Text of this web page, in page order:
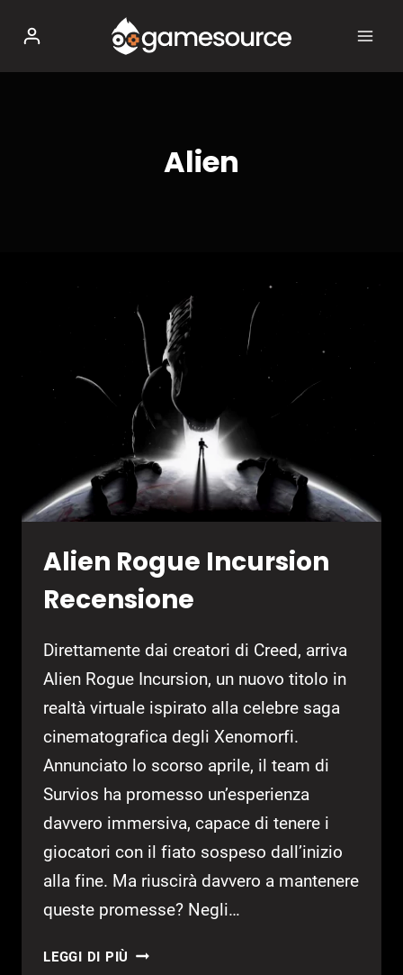
contenuto
Alien
Alien Rogue Incursion
Recensione
Direttamente dai creatori di Creed, arriva
Alien Rogue Incursion, un nuovo titolo in
realtà virtuale ispirato alla celebre saga
cinematografica degli Xenomorfi.
Annunciato lo scorso aprile, il team di
Survios ha promesso un’esperienza
davvero immersiva, capace di tenere i
giocatori con il fiato sospeso dall’inizio
alla fine. Ma riuscirà davvero a mantenere
queste promesse? Negli…
LEGGI DI PIÙ ALIEN